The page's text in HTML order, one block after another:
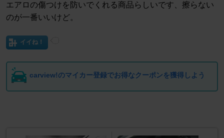
エアロの傷つけを防いでくれる商品らしいです、擦らない
のが一番いいけど。
イイね！
carview!のマイカー登録でお得なクーポンを獲得しよう